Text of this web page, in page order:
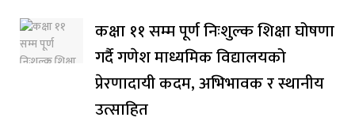
कक्षा ११ सम्म पूर्ण निःशुल्क शिक्षा घोषणा
गर्दै गणेश माध्यमिक विद्यालयको
प्रेरणादायी कदम, अभिभावक र स्थानीय
उत्साहित